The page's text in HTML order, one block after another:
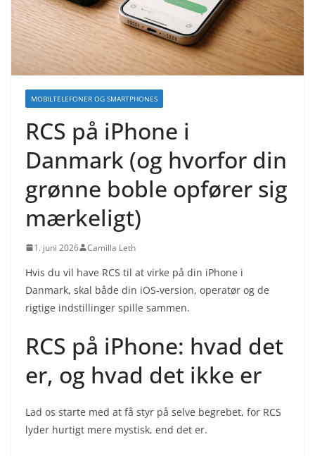
MOBILTELEFONER OG SMARTPHONES
RCS på iPhone i
Danmark (og hvorfor din
grønne boble opfører sig
mærkeligt)
1. juni 2026 Camilla Leth
Hvis du vil have RCS til at virke på din iPhone i
Danmark, skal både din iOS-version, operatør og de
rigtige indstillinger spille sammen.
RCS på iPhone: hvad det
er, og hvad det ikke er
Lad os starte med at få styr på selve begrebet, for RCS
lyder hurtigt mere mystisk, end det er.